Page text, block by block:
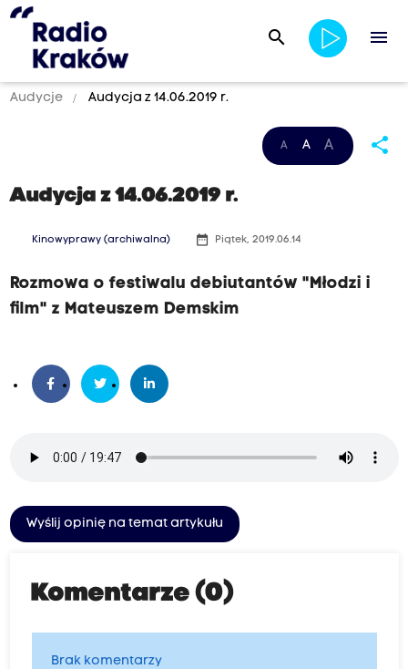
search menu
Audycje Audycja z 14.06.2019 r.
A A A share
Audycja z 14.06.2019 r.
Kinowyprawy (archiwalna) date_range Piątek, 2019.06.14
Rozmowa o festiwalu debiutantów "Młodzi i
film" z Mateuszem Demskim
Wyślij opinię na temat artykułu
Komentarze (0)
Brak komentarzy